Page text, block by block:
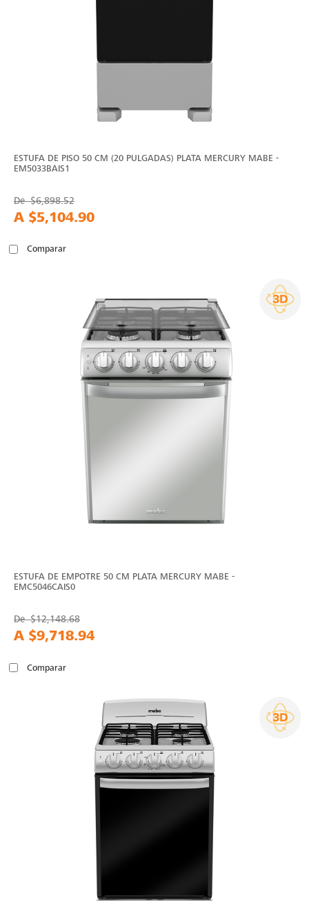
ESTUFA DE PISO 50 CM (20 PULGADAS) PLATA MERCURY MABE -
EM5033BAIS1
De$6,898.52
A $5,104.90
Comparar
ESTUFA DE EMPOTRE 50 CM PLATA MERCURY MABE -
EMC5046CAIS0
De$12,148.68
A $9,718.94
Comparar